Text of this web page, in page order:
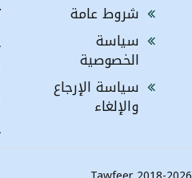
شروط عامة
سياسة
الخصوصية
سياسة الإرجاع
والإلغاء